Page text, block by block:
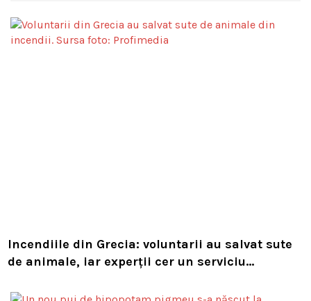
Incendiile din Grecia: voluntarii au salvat sute
de animale, iar experții cer un serviciu